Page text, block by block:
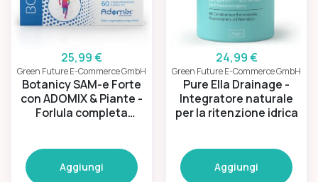
25,99 €
Green Future E-Commerce GmbH
Botanicy SAM-e Forte
con ADOMIX & Piante -
Forlula completa
Aggiungi
24,99 €
Green Future E-Commerce GmbH
Pure Ella Drainage -
Integratore naturale
per la ritenzione idrica
Aggiungi